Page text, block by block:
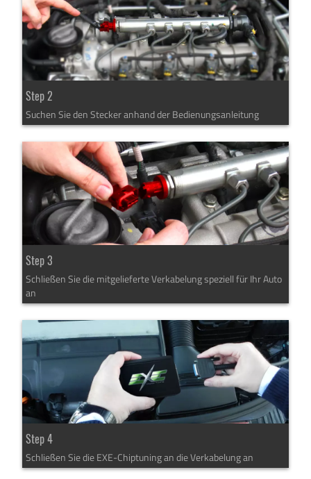
Step 2
Suchen Sie den Stecker anhand der Bedienungsanleitung
Step 3
Schließen Sie die mitgelieferte Verkabelung speziell für Ihr Auto
an
Step 4
Schließen Sie die EXE-Chiptuning an die Verkabelung an